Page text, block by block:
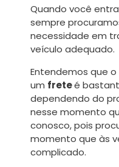
Quando você
sempre
necessidade em
veículo adequado.
Entendemos que
um freteé
dependendo do
nesse momento
conosco, pois
momento que às
complicado.